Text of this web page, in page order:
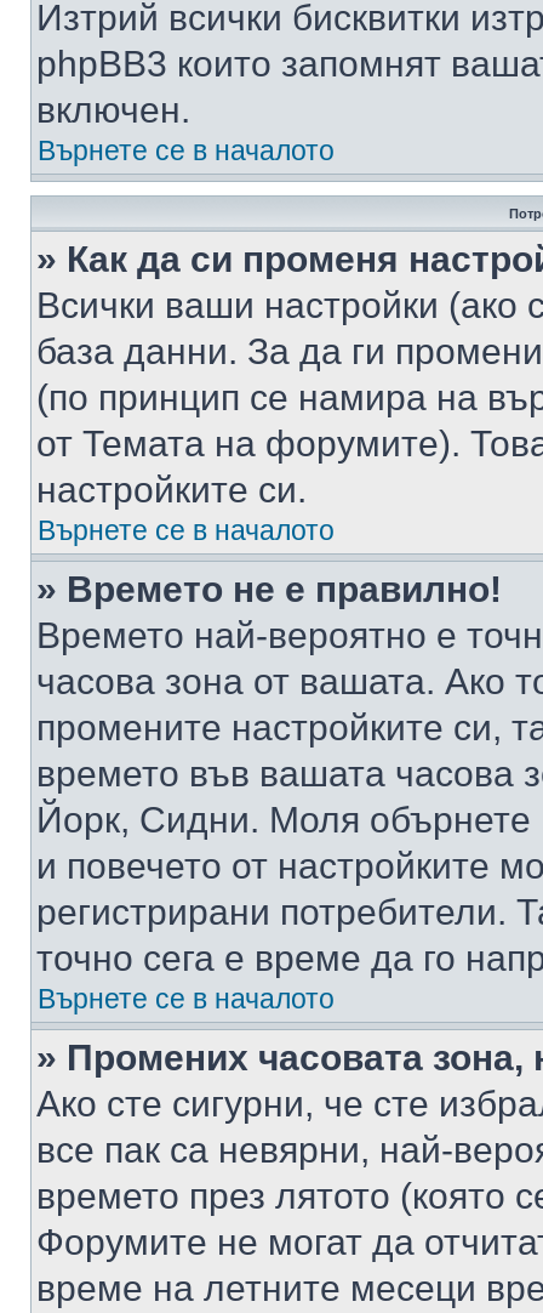
Изтрий всички бисквитки
phpBB3 които запомнят
включен.
Върнете се в началото
» Как да си променя
Всички ваши настройки (ако
база данни. За да ги
(по принцип се намира на
от Темата на форумите).
настройките си.
Върнете се в началото
» Времето не е правилно!
Времето най-вероятно е
часова зона от вашата. Ако
промените настройките си,
времето във вашата
Йорк, Сидни. Моля обърнете
и повечето от настройките
регистрирани потребители.
точно сега е време да го
Върнете се в началото
» Промених часовата
Ако сте сигурни, че сте
все пак са невярни, най-
времето през лятото (която
Форумите не могат да
време на летните месеци